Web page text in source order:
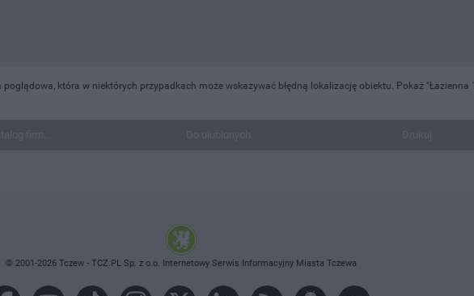
poglądowa, która w niektórych przypadkach może wskazywać błędną lokalizację obiektu. Pokaż "Łazienna
© 2001-2026 Tczew - TCZ.PL Sp. z o.o. Internetowy Serwis Informacyjny Miasta Tczewa